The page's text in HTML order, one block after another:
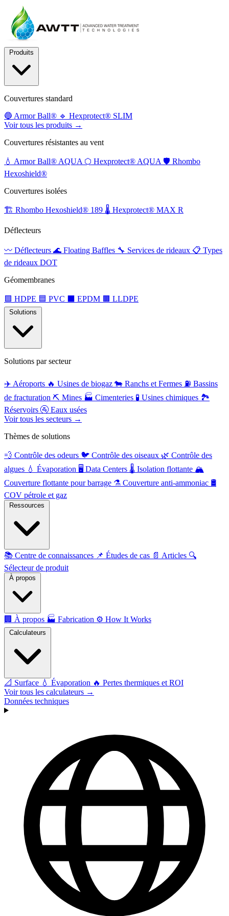
Couvertures standard
🔵 Armor Ball® 🔹 Hexprotect® SLIM
Voir tous les produits →
Couvertures résistantes au vent
💧 Armor Ball® AQUA ⬡ Hexprotect® AQUA 🛡️ Rhombo
Hexoshield®
Couvertures isolées
🏗️ Rhombo Hexoshield® 189 🌡️ Hexprotect® MAX R
Déflecteurs
〰️ Déflecteurs 🌊 Floating Baffles 🔧 Services de rideaux 📋 Types
de rideaux DOT
Géomembranes
🟩 HDPE 🟦 PVC EPDM 🟫 LLDPE
Solutions par secteur
✈️ Aéroports 🔥 Usines de biogaz 🐄 Ranchs et Fermes ⛽ Bassins
de fracturation ⛏️ Mines 🏭 Cimenteries 🧪 Usines chimiques 🏞️
Réservoirs 🚰 Eaux usées
Voir tous les secteurs →
Thèmes de solutions
💨 Contrôle des odeurs 🐦 Contrôle des oiseaux 🌿 Contrôle des
algues 💧 Évaporation 🖥️ Data Centers 🌡️ Isolation flottante 🏔️
Couverture flottante pour barrage ⚗️ Couverture anti-ammoniac 🛢️
COV pétrole et gaz
📚 Centre de connaissances 📌 Études de cas 📄 Articles 🔍
Sélecteur de produit
🏢 À propos 🏭 Fabrication ⚙️ How It Works
📐 Surface 💧 Évaporation 🔥 Pertes thermiques et ROI
Voir tous les calculateurs →
Données techniques